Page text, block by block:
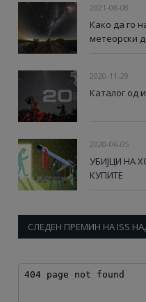
2021-08-08
Како да го
метеорски
2020-11-29
Каталог од
2020-06-05
УБИЈЦИ НА
КУПИТЕ
СЛЕДЕН ПРЕМИН НА ISS